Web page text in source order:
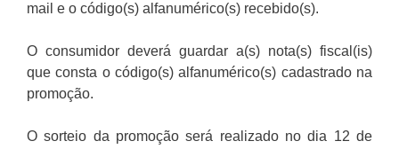
mail e o código(s) alfanumérico(s) recebido(s).
O consumidor deverá guardar a(s) nota(s) fiscal(is)
que consta o código(s) alfanumérico(s) cadastrado na
promoção.
O sorteio da promoção será realizado no dia 12 de